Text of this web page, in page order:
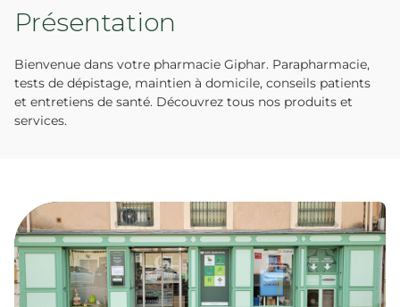
Présentation
Bienvenue dans votre pharmacie Giphar. Parapharmacie,
tests de dépistage, maintien à domicile, conseils patients
et entretiens de santé. Découvrez tous nos produits et
services.